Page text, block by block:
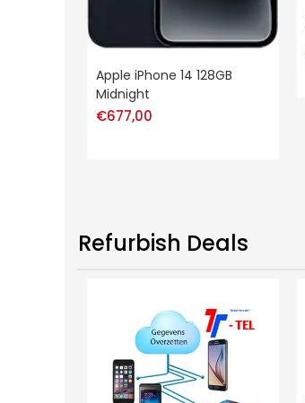
Apple iPhone 14 128GB
Midnight
€677,00
Refurbish Deals